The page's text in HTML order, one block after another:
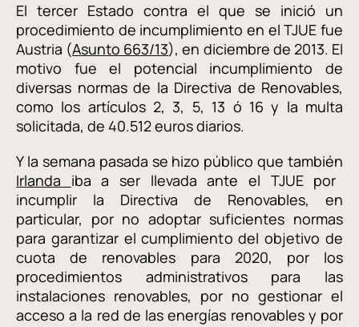
El tercer Estado contra el que se inició un
procedimiento de incumplimiento en el TJUE fue
Austria (Asunto 663/13), en diciembre de 2013. El
motivo fue el potencial incumplimiento de
diversas normas de la Directiva de Renovables,
como los artículos 2, 3, 5, 13 ó 16 y la multa
solicitada, de 40.512 euros diarios.
Y la semana pasada se hizo público que también
Irlanda iba a ser llevada ante el TJUE por
incumplir la Directiva de Renovables, en
particular, por no adoptar suficientes normas
para garantizar el cumplimiento del objetivo de
cuota de renovables para 2020, por los
procedimientos administrativos para las
instalaciones renovables, por no gestionar el
acceso a la red de las energías renovables y por